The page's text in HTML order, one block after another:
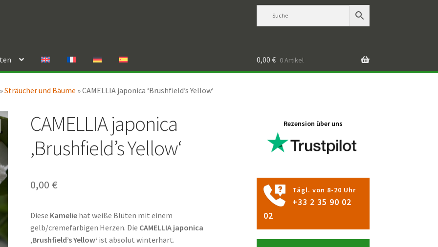
0,00 € 0 Artikel
»Sträucher und Bäume »CAMELLIA japonica ‘Brushfield’s Yellow’
CAMELLIA japonica
‚Brushfield’s Yellow‘
0,00 €
Diese Kamelie hat weiße Blüten mit einem
gelb/cremefarbigen Herzen. Die CAMELLIA japonica
‚Brushfield’s Yellow‘ ist absolut winterhart.
Rezension über uns
Tägl. von 8-20 Uhr
+33 2 35 90 02
02